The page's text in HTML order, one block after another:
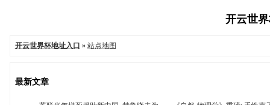
开云世
开云世界杯地址入口 » 站点地图
最新文章